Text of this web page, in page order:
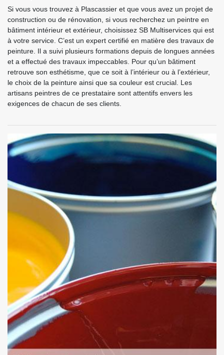
Si vous vous trouvez à Plascassier et que vous avez un projet de
construction ou de rénovation, si vous recherchez un peintre en
bâtiment intérieur et extérieur, choisissez SB Multiservices qui est
à votre service. C’est un expert certifié en matière des travaux de
peinture. Il a suivi plusieurs formations depuis de longues années
et a effectué des travaux impeccables. Pour qu’un bâtiment
retrouve son esthétisme, que ce soit à l’intérieur ou à l’extérieur,
le choix de la peinture ainsi que sa couleur est crucial. Les
artisans peintres de ce prestataire sont attentifs envers les
exigences de chacun de ses clients.